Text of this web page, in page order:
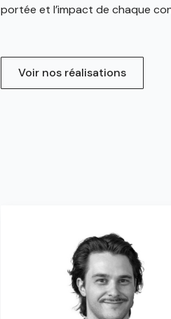
portée et l’impact de chaque
Voir nos réalisations